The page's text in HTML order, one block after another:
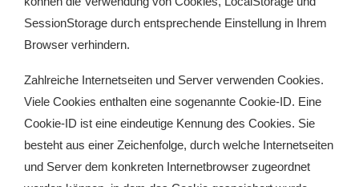
SessionStorage durch entsprechende Einstellung in Ihrem
Browser verhindern.
Zahlreiche Internetseiten und Server verwenden Cookies.
Viele Cookies enthalten eine sogenannte Cookie-ID. Eine
Cookie-ID ist eine eindeutige Kennung des Cookies. Sie
besteht aus einer Zeichenfolge, durch welche Internetseiten
und Server dem konkreten Internetbrowser zugeordnet